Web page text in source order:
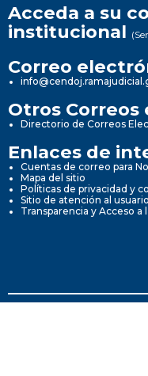
Acceda a su
institucional
Correo
Otros
Directorio de Correos
Enlaces de
Cuentas de correo para
Mapa del sitio
Políticas de privacidad y
Sitio de atención al usuario
Transparencia y Acceso a